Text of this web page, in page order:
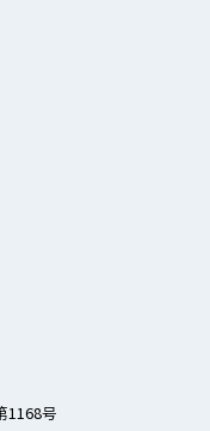
1168号